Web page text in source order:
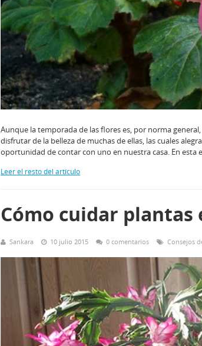
Aunque la temporada de las flores es, por norma
disfrutar de la belleza de muchas de ellas, las cuales
oportunidad de contar con uno en nuestra casa. En
Leer el resto del artículo
Cómo cuidar plantas
Sankara 10 julio 2015 0 comentarios Consejos